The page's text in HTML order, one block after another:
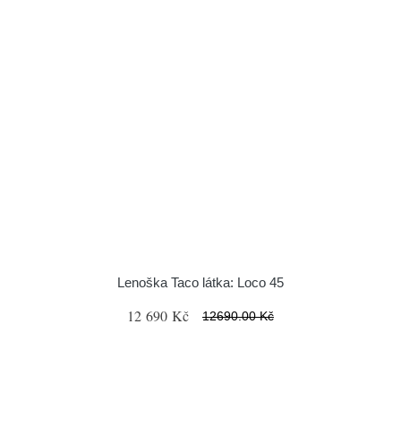
Lenoška Taco látka: Loco 45
12 690 Kč 12690.00 Kč